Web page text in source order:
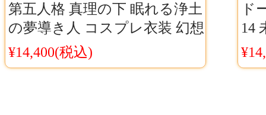
第五人格 真理の下 眠れる浄土
の夢導き人 コスプレ衣装 幻想
風ゲームキャラ衣装Cosyaya通
販 送料無料
¥14,400(税込)
ド
14
プ
ャ